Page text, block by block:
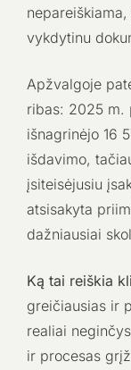
vykdytinu
Apžvalgoje
ribas: 2025 m.
išnagrinėjo 16
išdavimo,
įsiteisėjusiu
atsisakyta
dažniausiai
Ką tai reiškia
greičiausias ir
realiai
ir procesas